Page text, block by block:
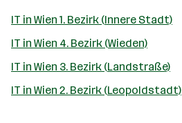
IT in Wien 1. Bezirk (Innere Stadt)
IT in Wien 4. Bezirk (Wieden)
IT in Wien 3. Bezirk (Landstraße)
IT in Wien 2. Bezirk (Leopoldstadt)